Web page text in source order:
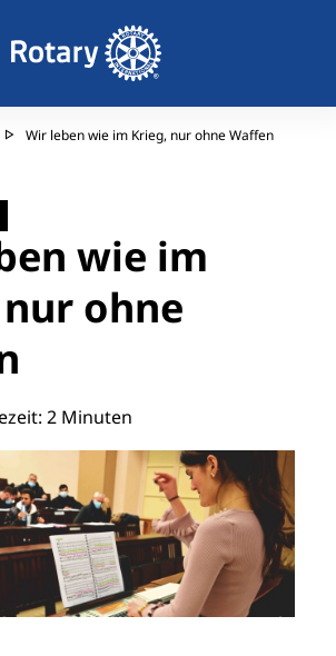
Wir leben wie im Krieg, nur ohne Waffen
wie im
ohne
2 Minuten